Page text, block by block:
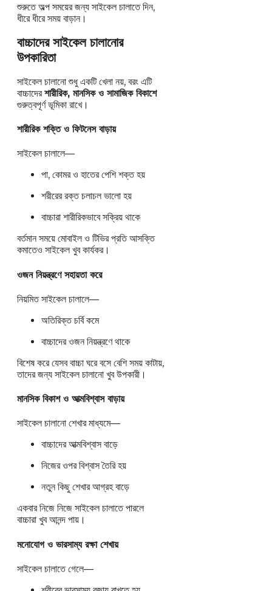
শুরুতে অল্প সময়ের জন্য সাইকেল চালাতে দিন,
ধীরে ধীরে সময় বাড়ান।
বাচ্চাদের সাইকেল চালানোর
উপকারিতা
সাইকেল চালানো শুধু একটি খেলা নয়, বরং এটি
বাচ্চাদেরশারীরিক, মানসিক ও সামাজিক বিকাশে
গুরুত্বপূর্ণ ভূমিকা রাখে।
শারীরিক শক্তি ও ফিটনেস বাড়ায়
সাইকেল চালালে—
পা, কোমর ও হাতের পেশি শক্ত হয়
শরীরের রক্ত চলাচল ভালো হয়
বাচ্চারা শারীরিকভাবে সক্রিয় থাকে
বর্তমান সময়ে মোবাইল ও টিভির প্রতি আসক্তি
কমাতেও সাইকেল খুব কার্যকর।
ওজন নিয়ন্ত্রণে সহায়তা করে
নিয়মিত সাইকেল চালালে—
অতিরিক্ত চর্বি কমে
বাচ্চাদের ওজন নিয়ন্ত্রণে থাকে
বিশেষ করে যেসব বাচ্চা ঘরে বসে বেশি সময় কাটায়,
তাদের জন্য সাইকেল চালানো খুব উপকারী।
মানসিক বিকাশ ও আত্মবিশ্বাস বাড়ায়
সাইকেল চালানো শেখার মাধ্যমে—
বাচ্চাদের আত্মবিশ্বাস বাড়ে
নিজের ওপর বিশ্বাস তৈরি হয়
নতুন কিছু শেখার আগ্রহ বাড়ে
একবার নিজে নিজে সাইকেল চালাতে পারলে
বাচ্চারা খুব আনন্দ পায়।
মনোযোগ ও ভারসাম্য রক্ষা শেখায়
সাইকেল চালাতে গেলে—